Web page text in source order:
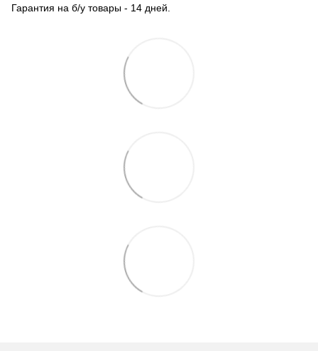
Гарантия на б/у товары - 14 дней.